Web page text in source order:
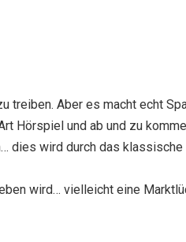
treiben. Aber es macht echt
Hörspiel und ab und zu
wird durch das klassische
wird… vielleicht eine